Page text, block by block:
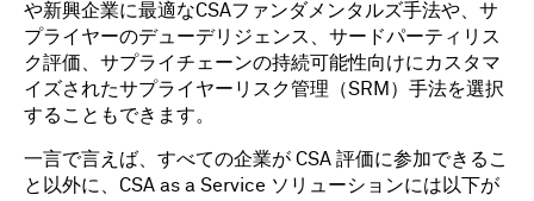
や新興企業に最適なCSAファンダメンタルズ手法や、サ
プライヤーのデューデリジェンス、サードパーティリス
ク評価、サプライチェーンの持続可能性向けにカスタマ
イズされたサプライヤーリスク管理（SRM）手法を選択
することもできます。
一言で言えば、すべての企業が CSA 評価に参加できるこ
と以外に、CSA as a Service ソリューションには以下が